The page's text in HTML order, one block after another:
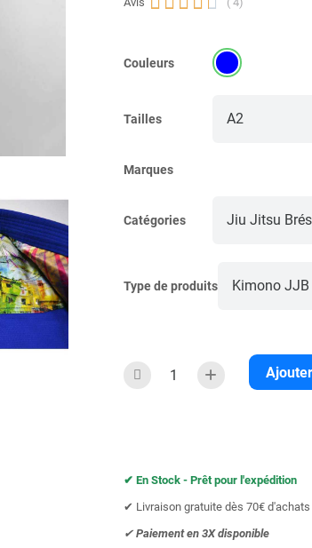
Couleurs
Tailles
Marques
Catégories
Type de produits
✔︎ En Stock - Prêt pour l'expédition
✔︎ Livraison gratuite dès 70€ d'achats
✔︎ Paiement en 3X disponible